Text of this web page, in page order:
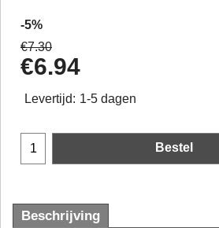
-5%
€7.30
€6.94
Levertijd: 1-5 dagen
Bestel
Beschrijving